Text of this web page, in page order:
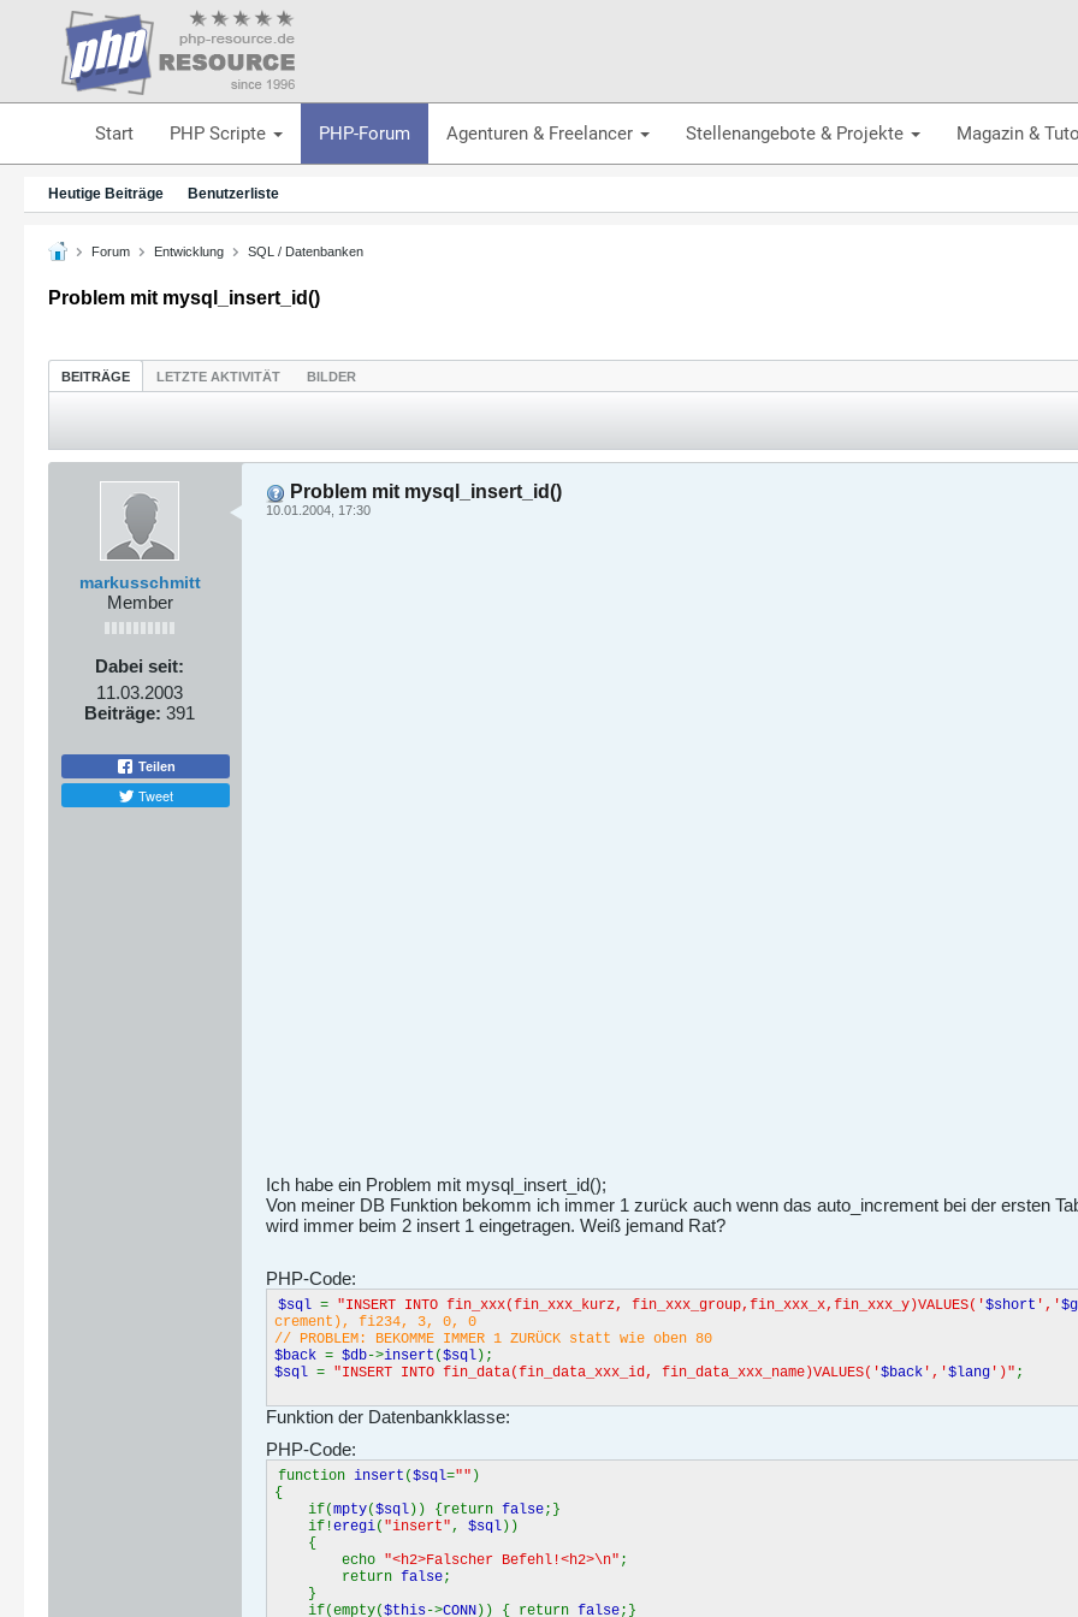
Start PHP Scripte PHP-Forum Agenturen & Freelancer Stellenangebote & Projekte Magazin &
Heutige Beiträge Benutzerliste
Forum Entwicklung SQL / Datenbanken
Problem mit mysql_insert_id()
BEITRÄGE LETZTE AKTIVITÄT BILDER
markusschmitt
Member
Dabei seit:
11.03.2003
Beiträge: 391
Teilen
Tweet
Problem mit mysql_insert_id()
10.01.2004, 17:30
Ich habe ein Problem mit mysql_insert_id();
Von meiner DB Funktion bekomm ich immer 1 zurück auch wenn das auto_increment bei der ersten
wird immer beim 2 insert 1 eingetragen. Weiß jemand Rat?
PHP-Code:
$sql = "INSERT INTO fin_xxx(fin_xxx_kurz, fin_xxx_group,fin_xxx_x,fin_xxx_y)VALUES('$short ','
crement), fi234, 3, 0, 0
// PROBLEM: BEKOMME IMMER 1 ZURÜCK statt wie oben 80
$back = $db->insert ($sql );
$sql = "INSERT INTO fin_data(fin_data_xxx_id, fin_data_xxx_name)VALUES('$back ','$lang ')" ;
Funktion der Datenbankklasse:
PHP-Code:
function insert ($sql="" )
{
if(mpty($sql )) {return false;}
if!eregi( "insert", $sql ))
{
echo "<h2>Falscher Befehl!<h2>\n" ;
return false;
}
if(empty($this->CONN )) { return false;}